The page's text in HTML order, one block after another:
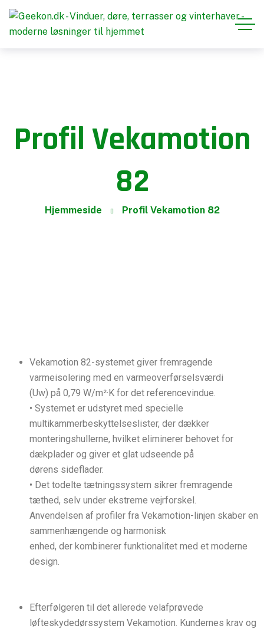
Profil Vekamotion
82
Hjemmeside Profil Vekamotion 82
Vekamotion 82-systemet giver fremragende
varmeisolering med en varmeoverførselsværdi
(Uw) på 0,79 W/m²·K for det referencevindue.
• Systemet er udstyret med specielle
multikammerbeskyttelseslister, der dækker
monteringshullerne, hvilket eliminerer behovet for
dækplader og giver et glat udseende på
dørens sideflader.
• Det todelte tætningssystem sikrer fremragende
tæthed, selv under ekstreme vejrforskel.
Anvendelsen af profiler fra Vekamotion-linjen skaber en
sammenhængende og harmonisk
enhed, der kombinerer funktionalitet med et moderne
design.
Efterfølgeren til det allerede velafprøvede
løfteskydedørssystem Vekamotion. Kundernes krav og